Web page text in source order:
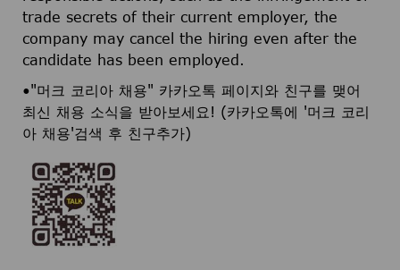
trade secrets of their current employer, the
company may cancel the hiring even after the
candidate has been employed.
•"머크 코리아 채용" 카카오톡 페이지와 친구를 맺어
최신 채용 소식을 받아보세요! (카카오톡에 '머크 코리
아 채용'검색 후 친구추가)